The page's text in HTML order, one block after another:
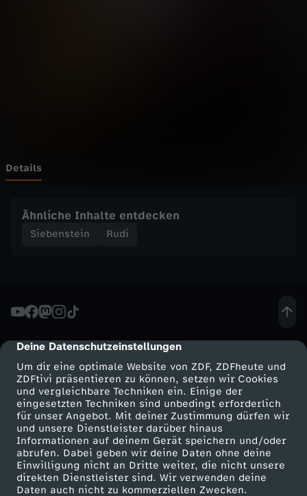
cmp-dialog-description
Deine Datenschutzeinstellungen
Um dir eine optimale Website von ZDF, ZDFheute und
ZDFtivi präsentieren zu können, setzen wir Cookies
und vergleichbare Techniken ein. Einige der
eingesetzten Techniken sind unbedingt erforderlich
für unser Angebot. Mit deiner Zustimmung dürfen wir
und unsere Dienstleister darüber hinaus
Informationen auf deinem Gerät speichern und/oder
abrufen. Dabei geben wir deine Daten ohne deine
Einwilligung nicht an Dritte weiter, die nicht unsere
direkten Dienstleister sind. Wir verwenden deine
Daten auch nicht zu kommerziellen Zwecken.
W
m
o
Details
Ähnliche Inhalte entdecken
Siebenstein Rudi
Mehr ZDF
ZDF-Apps
Smart TV
ZDFtext
Service
ZDFmitreden
Kontakt zum ZDF
Tickets